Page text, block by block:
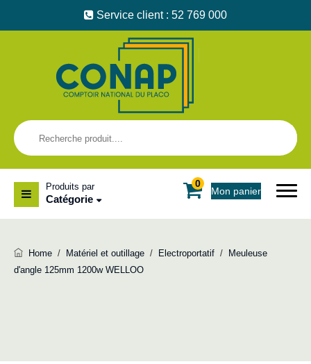
Service client : 52 769 000
0
Mon panier
Produits par
Catégorie
Home / Matériel et outillage / Electroportatif /
Meuleuse
d'angle 125mm 1200w WELLOO